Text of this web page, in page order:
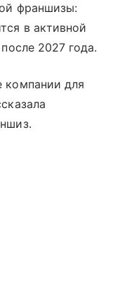
франшизы:
в активной
2027 года.
компании для